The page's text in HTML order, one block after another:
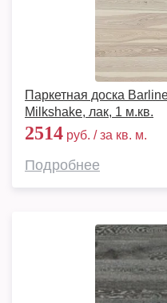
Паркетная доска
Milkshake, лак, 1 м.кв.
2514 руб. / за кв. м.
Подробнее